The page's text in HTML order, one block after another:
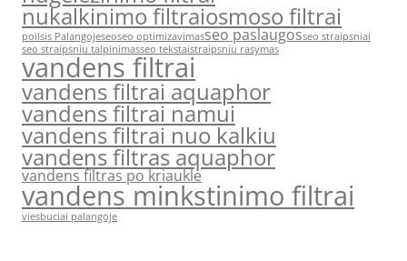
nukalkinimo filtraiosmoso filtrai
poilsis Palangojeseoseo optimizavimasseo paslaugosseo straipsniai
seo straipsniu talpinimasseo tekstaistraipsniu rasymas
vandens filtrai
vandens filtrai aquaphor
vandens filtrai namui
vandens filtrai nuo kalkiu
vandens filtras aquaphor
vandens filtras po kriaukle
vandens minkstinimo filtrai
viesbuciai palangoje